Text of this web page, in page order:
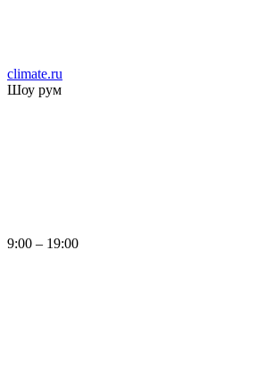
climate.ru
Шоу рум
9:00 – 19:00